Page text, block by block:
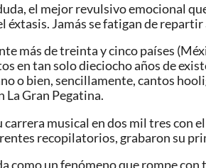
el mejor revulsivo emocional
éxtasis. Jamás se fatigan de
más de treinta y cinco países
en tan solo dieciocho años de
o bien, sencillamente, cantos
Gran Pegatina.
carrera musical en dos mil tres con
recopilatorios, grabaron su